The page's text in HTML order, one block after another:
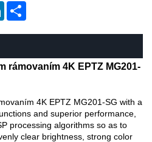
LinkedIn
rámovaním 4K EPTZ MG201-
4K EPTZ MG201-SG with a
and superior performance,
processing algorithms so as to
clear brightness, strong color